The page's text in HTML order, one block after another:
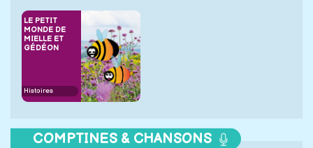
LE PETIT
MONDE DE
MIELLE ET
GÉDÉON
Histoires
COMPTINES & CHANSONS